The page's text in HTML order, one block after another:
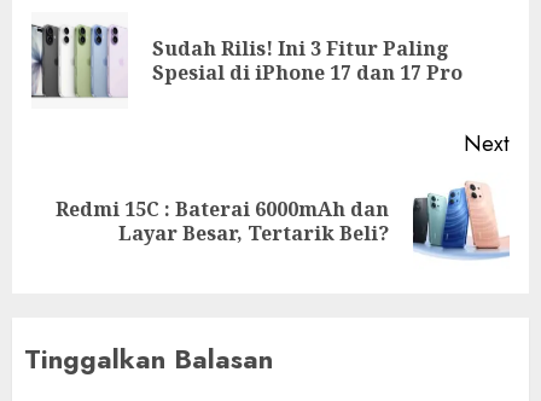
Sudah Rilis! Ini 3 Fitur Paling
Spesial di iPhone 17 dan 17 Pro
Next
Redmi 15C : Baterai 6000mAh dan
Layar Besar, Tertarik Beli?
Tinggalkan Balasan